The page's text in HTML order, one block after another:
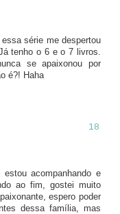
série me despertou
tenho o 6 e o 7 livros.
se apaixonou por
é?! Haha
acompanhando e
ao fim, gostei muito
espero poder
dessa família, mas